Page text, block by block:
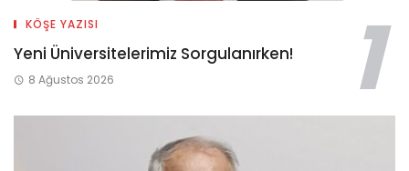
KÖŞE YAZISI
Yeni Üniversitelerimiz Sorgulanırken!
8 Ağustos 2026